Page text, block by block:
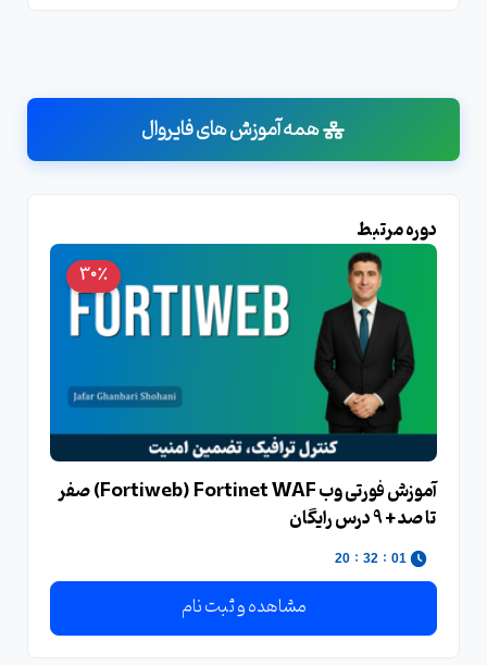
همه آموزش های فایروال
دوره مرتبط
30٪
آموزش فورتی وب Fortiweb) Fortinet WAF) صفر
تا صد + 9 درس رایگان
01
:
32
:
20
مشاهده و ثبت نام